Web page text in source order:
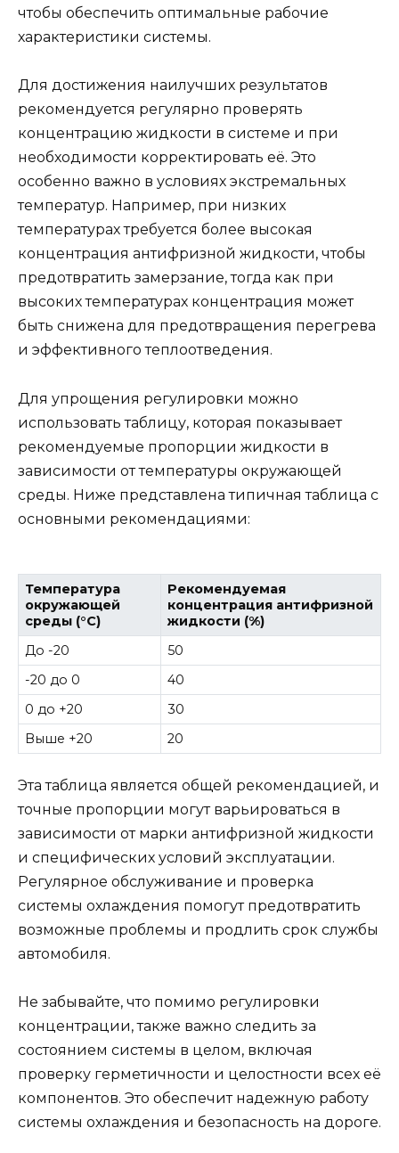
чтобы обеспечить оптимальные рабочие
характеристики системы.
Для достижения наилучших результатов
рекомендуется регулярно проверять
концентрацию жидкости в системе и при
необходимости корректировать её. Это
особенно важно в условиях экстремальных
температур. Например, при низких
температурах требуется более высокая
концентрация антифризной жидкости, чтобы
предотвратить замерзание, тогда как при
высоких температурах концентрация может
быть снижена для предотвращения перегрева
и эффективного теплоотведения.
Для упрощения регулировки можно
использовать таблицу, которая показывает
рекомендуемые пропорции жидкости в
зависимости от температуры окружающей
среды. Ниже представлена типичная таблица с
основными рекомендациями:
Температура
окружающей
среды (°C)
Рекомендуемая
концентрация антифризной
жидкости (%)
До -20
50
-20 до 0
40
0 до +20
30
Выше +20
20
Эта таблица является общей рекомендацией, и
точные пропорции могут варьироваться в
зависимости от марки антифризной жидкости
и специфических условий эксплуатации.
Регулярное обслуживание и проверка
системы охлаждения помогут предотвратить
возможные проблемы и продлить срок службы
автомобиля.
Не забывайте, что помимо регулировки
концентрации, также важно следить за
состоянием системы в целом, включая
проверку герметичности и целостности всех её
компонентов. Это обеспечит надежную работу
системы охлаждения и безопасность на дороге.